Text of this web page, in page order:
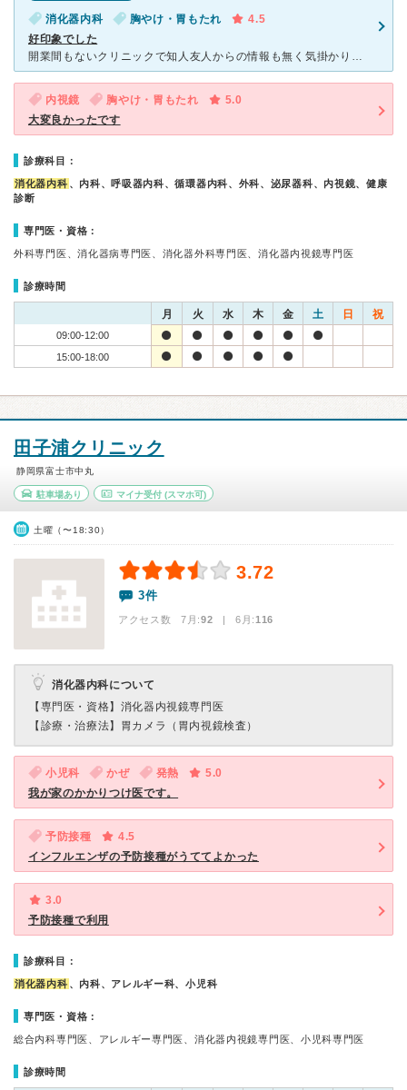
消化器内科 胸やけ・胃もたれ
4.5
好印象でした
開業間もないクリニックで知人友人からの情報も無く気掛かりでした 勿論、院長先生のキャリア等はチェックしましたが、院長先生初めスタッフの皆さんの対応は丁寧で感心しました。 症状への説明も分かり
内視鏡 胸やけ・胃もたれ
5.0
大変良かったです
診療科目：
消化器内科 、内科、呼吸器内科、循環器内科、外科、泌尿器科、内視鏡、健康
診断
専門医・資格：
外科専門医、消化器病専門医、消化器外科専門医、消化器内視鏡専門医
診療時間
月 火 水 木 金 土 日 祝
09:00-12:00
15:00-18:00
田子浦クリニック
静岡県富士市中丸
駐車場あり マイナ受付(スマホ可)
土曜（〜18:30）
3.72
3件
アクセス数 7月:92 | 6月:116
消化器内科について
【専門医・資格】 消化器内視鏡専門医
【診療・治療法】 胃カメラ（胃内視鏡検査）
小児科 かぜ 発熱
5.0
我が家のかかりつけ医です。
予防接種
4.5
インフルエンザの予防接種がうててよかった
3.0
予防接種で利用
診療科目：
消化器内科 、内科、アレルギー科、小児科
専門医・資格：
総合内科専門医、アレルギー専門医、消化器内視鏡専門医、小児科専門医
診療時間